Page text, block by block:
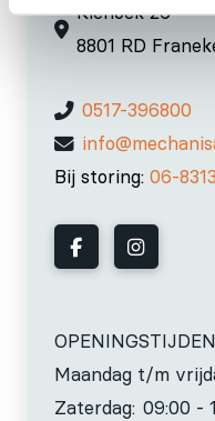
Kiehoek 26
8801 RD
0517-396800
Bij storing: 06-
OPENINGSTIJDEN
Maandag t/m
Zaterdag: 09:00 -